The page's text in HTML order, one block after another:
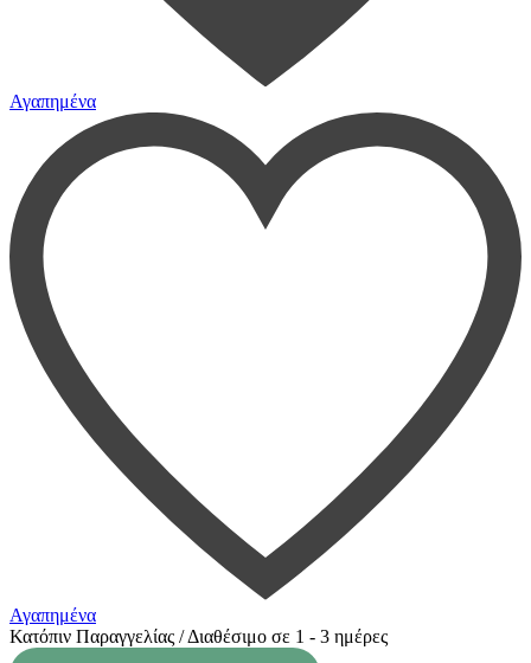
Αγαπημένα
Αγαπημένα
Κατόπιν Παραγγελίας / Διαθέσιμο σε 1 - 3 ημέρες